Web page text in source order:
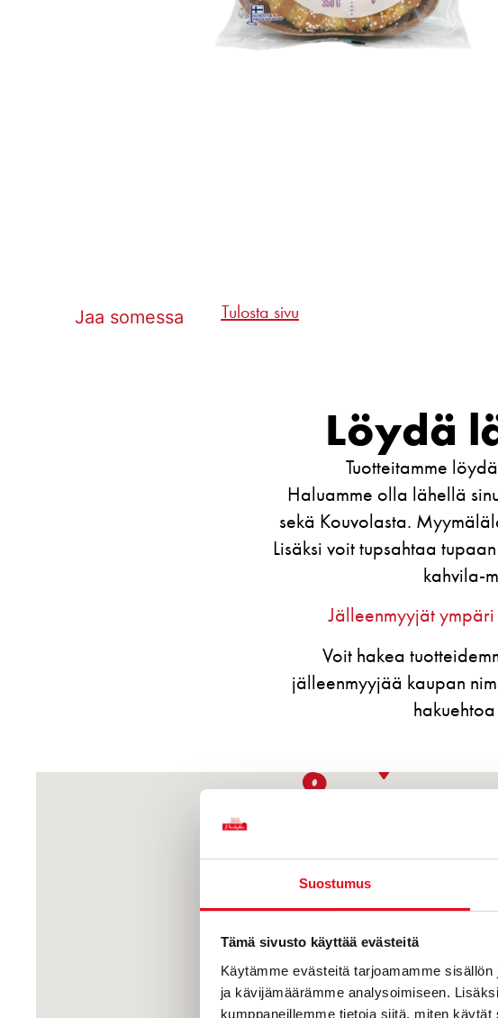
Suostumus
Tämä sivusto käyttää evästeitä
Käytämme evästeitä tarjoamamme
ja kävijämäärämme analysoimiseen.
kumppaneillemme tietoja siitä, miten
Jaa somessa Tulosta sivu
Löydä
Tuotteitamme
Haluamme olla lähellä
sekä Kouvolasta.
Lisäksi voit tupsahtaa
kahvila-
Jälleenmyyjät
Voit hakea
jälleenmyyjää kaupan